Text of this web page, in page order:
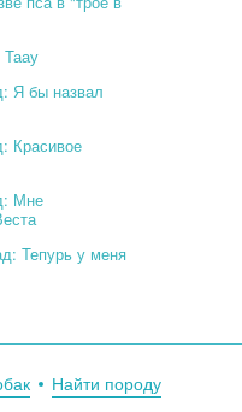
Я бы назвал
Красивое
Мне
Тепурь у меня
Найти породу